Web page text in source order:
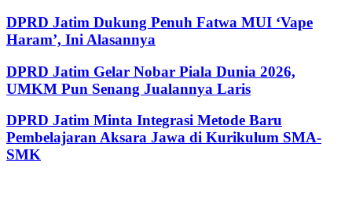
DPRD Jatim Dukung Penuh Fatwa MUI ‘Vape
Haram’, Ini Alasannya
DPRD Jatim Gelar Nobar Piala Dunia 2026,
UMKM Pun Senang Jualannya Laris
DPRD Jatim Minta Integrasi Metode Baru
Pembelajaran Aksara Jawa di Kurikulum SMA-
SMK